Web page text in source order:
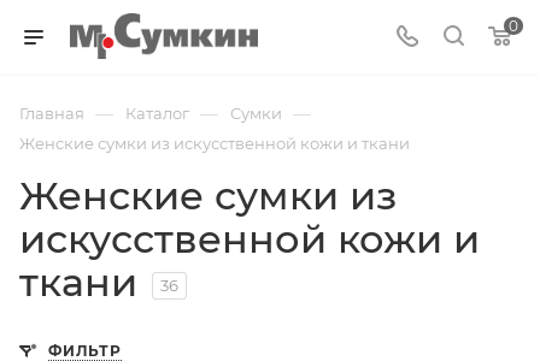
0
Главная — Каталог — Cумки —
Женские сумки из искусственной кожи и ткани
Женские сумки из
искусственной кожи и
ткани
36
ФИЛЬТР